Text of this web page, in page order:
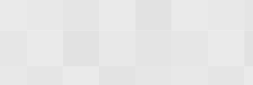
らか若鶏から揚げ」フェア